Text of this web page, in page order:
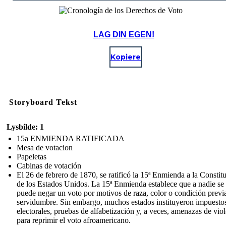
LAG DIN EGEN!
Kopiere
Storyboard Tekst
Lysbilde: 1
15a ENMIENDA RATIFICADA
Mesa de votacion
Papeletas
Cabinas de votación
El 26 de febrero de 1870, se ratificó la 15ª Enmienda a la
de los Estados Unidos. La 15ª Enmienda establece que a nadie se
puede negar un voto por motivos de raza, color o condición
servidumbre. Sin embargo, muchos estados instituyeron
electorales, pruebas de alfabetización y, a veces, amenazas de
para reprimir el voto afroamericano.